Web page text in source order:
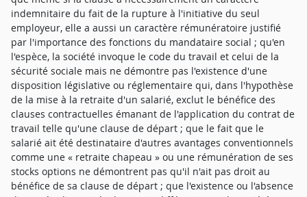
indemnitaire du fait de la rupture à l'initiative du seul
employeur, elle a aussi un caractère rémunératoire justifié
par l'importance des fonctions du mandataire social ; qu'en
l'espèce, la société invoque le code du travail et celui de la
sécurité sociale mais ne démontre pas l'existence d'une
disposition législative ou réglementaire qui, dans l'hypothèse
de la mise à la retraite d'un salarié, exclut le bénéfice des
clauses contractuelles émanant de l'application du contrat de
travail telle qu'une clause de départ ; que le fait que le
salarié ait été destinataire d'autres avantages conventionnels
comme une « retraite chapeau » ou une rémunération de ses
stocks options ne démontrent pas qu'il n'ait pas droit au
bénéfice de sa clause de départ ; que l'existence ou l'absence